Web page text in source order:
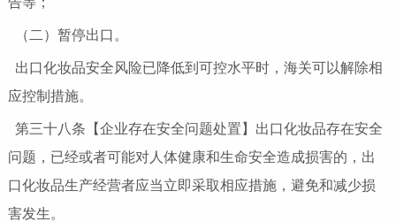
（二）暂停出口。
出口化妆品安全风险已降低到可控水平时，海关可以解除相
应控制措施。
第三十八条【企业存在安全问题处置】出口化妆品存在安全
问题，已经或者可能对人体健康和生命安全造成损害的，出
口化妆品生产经营者应当立即采取相应措施，避免和减少损
害发生。